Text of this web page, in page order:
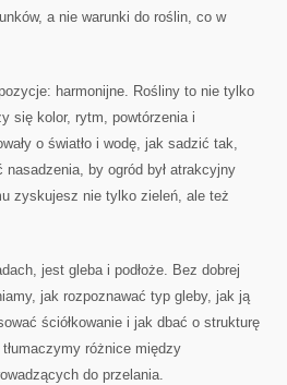
a nie warunki do roślin, co w
harmonijne. Rośliny to nie tylko
się kolor, rytm, powtórzenia i
o światło i wodę, jak sadzić tak,
by ogród był atrakcyjny
zyskujesz nie tylko zieleń, ale też
jest gleba i podłoże. Bez dobrej
jak rozpoznawać typ gleby, jak ją
ściółkowanie i jak dbać o strukturę
różnice między
do przelania.